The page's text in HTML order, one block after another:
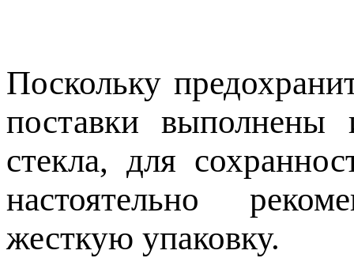
Поскольку
поставки
стекла, для
настоятельно
жесткую упаковку.